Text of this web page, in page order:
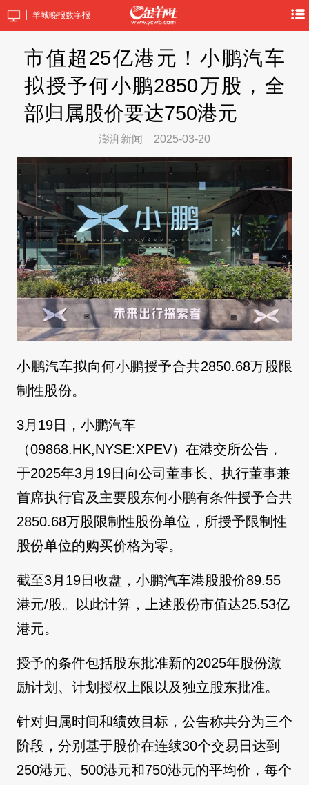
羊城晚报数字报
市值超25亿港元！小鹏汽车
拟授予何小鹏2850万股，全
部归属股价要达750港元
澎湃新闻 2025-03-20
小鹏汽车拟向何小鹏授予合共2850.68万股限
制性股份。
3月19日，小鹏汽车
（09868.HK,NYSE:XPEV）在港交所公告，
于2025年3月19日向公司董事长、执行董事兼
首席执行官及主要股东何小鹏有条件授予合共
2850.68万股限制性股份单位，所授予限制性
股份单位的购买价格为零。
截至3月19日收盘，小鹏汽车港股股价89.55
港元/股。以此计算，上述股份市值达25.53亿
港元。
授予的条件包括股东批准新的2025年股份激
励计划、计划授权上限以及独立股东批准。
针对归属时间和绩效目标，公告称共分为三个
阶段，分别基于股价在连续30个交易日达到
250港元、500港元和750港元的平均价，每个